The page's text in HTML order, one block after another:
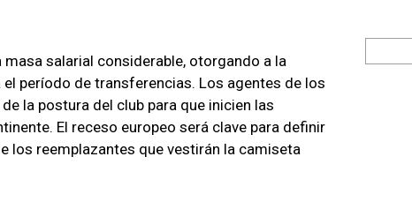
salarial considerable, otorgando a la
período de transferencias. Los agentes de los
la postura del club para que inicien las
El receso europeo será clave para definir
los reemplazantes que vestirán la camiseta